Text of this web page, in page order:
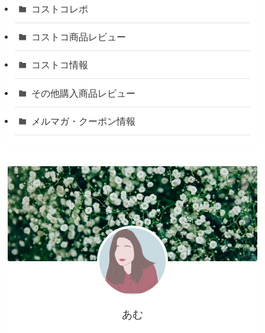
コストコレポ
コストコ商品レビュー
コストコ情報
その他購入商品レビュー
メルマガ・クーポン情報
あむ